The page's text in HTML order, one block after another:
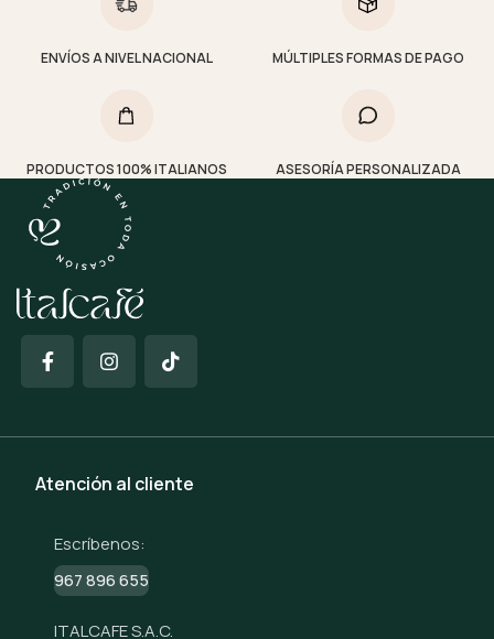
ENVÍOS A NIVEL NACIONAL MÚLTIPLES FORMAS DE PAGO
PRODUCTOS 100% ITALIANOS ASESORÍA PERSONALIZADA
Atención al cliente
Escríbenos:
967 896 655
ITALCAFE S.A.C.